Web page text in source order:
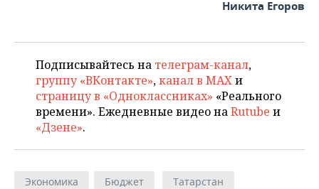
Никита Егоров
Подписывайтесь на телеграм-канал,
группу «ВКонтакте»,канал в MAXи
страницу в «Одноклассниках» «Реального
времени». Ежедневные видео наRutube и
«Дзене».
Экономика Бюджет Татарстан